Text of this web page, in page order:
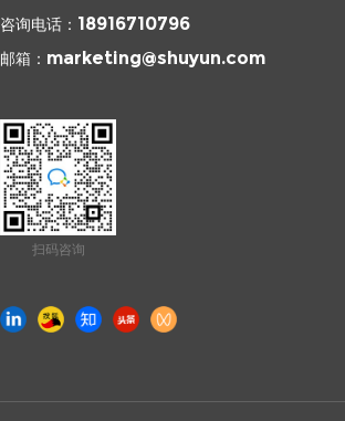
咨询电话： 18916710796
邮箱： marketing@shuyun.com
扫码咨询